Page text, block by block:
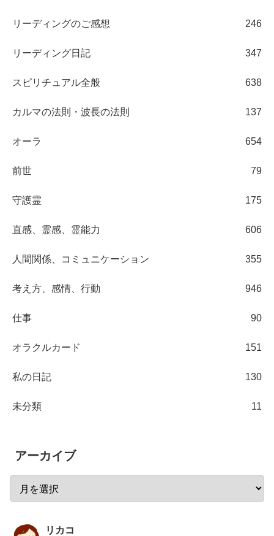
リーディングのご感想 246
リーディング日記 347
スピリチュアル全般 638
カルマの法則・波長の法則 137
オーラ 654
前世 79
守護霊 175
直感、霊感、霊能力 606
人間関係、コミュニケーション 355
考え方、感情、行動 946
仕事 90
オラクルカード 151
私の日記 130
未分類 11
アーカイブ
リカコ